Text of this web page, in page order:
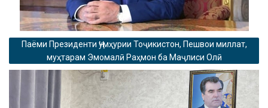
Паёми Президенти Ҷумҳурии Тоҷикистон, Пешвои миллат,
муҳтарам Эмомалӣ Раҳмон ба Маҷлиси Олӣ